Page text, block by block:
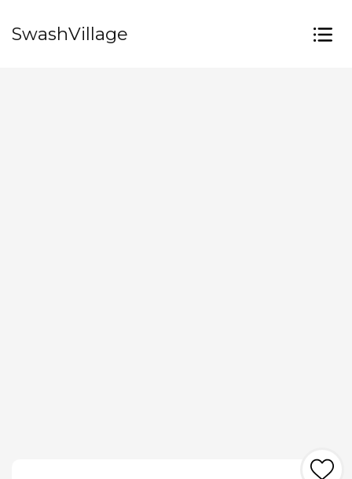
SwashVillage